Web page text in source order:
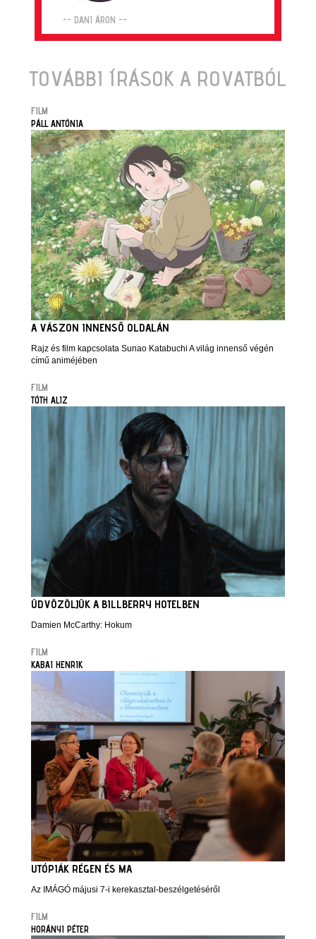
-- DANI ÁRON --
TOVÁBBI ÍRÁSOK A ROVATBÓL
FILM
PÁLL ANTÓNIA
A VÁSZON INNENSŐ OLDALÁN
Rajz és film kapcsolata Sunao Katabuchi A világ innenső végén
című animéjében
FILM
TÓTH ALIZ
ÜDVÖZÖLJÜK A BILLBERRY HOTELBEN
Damien McCarthy: Hokum
FILM
KABAI HENRIK
UTÓPIÁK RÉGEN ÉS MA
Az IMÁGÓ májusi 7-i kerekasztal-beszélgetéséről
FILM
HORÁNYI PÉTER